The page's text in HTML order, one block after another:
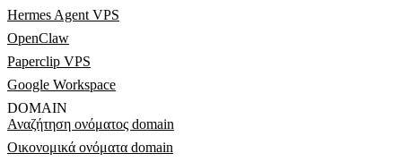
Hermes Agent VPS
OpenClaw
Paperclip VPS
Google Workspace
DOMAIN
Αναζήτηση ονόματος domain
Οικονομικά ονόματα domain